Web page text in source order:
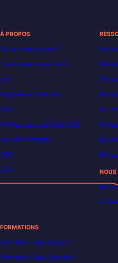
À PROPOS
Qui sommes-nous ?
Financements et tarifs
Avis
Règlement intérieur
FAQ
Politique de confidentialité
Mentions légales
CGU
CGV
Le
NOUS
FORMATIONS
Formation Data Analyst
Formation Data Scientist